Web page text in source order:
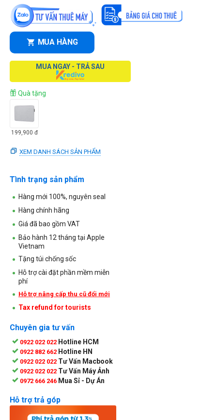
MUA HÀNG
MUA NGAY - TRẢ SAU
Quà tặng
199,900 đ
XEM DANH SÁCH SẢN PHẨM
Tình trạng sản phẩm
Hàng mới 100%, nguyên seal
Hàng chính hãng
Giá đã bao gồm VAT
Bảo hành 12 tháng tại Apple
Vietnam
Tặng túi chống sốc
Hỗ trợ cài đặt phần mềm miễn
phí
Hỗ trợ nâng cấp thu cũ đổi mới
Tax refund for tourists
Chuyên gia tư vấn
0922 022 022 Hotline HCM
0922 882 662 Hotline HN
0922 022 022 Tư Vấn Macbook
0922 022 022 Tư Vấn Máy Ảnh
0972 666 246 Mua Sỉ - Dự Án
Hỗ trợ trả góp